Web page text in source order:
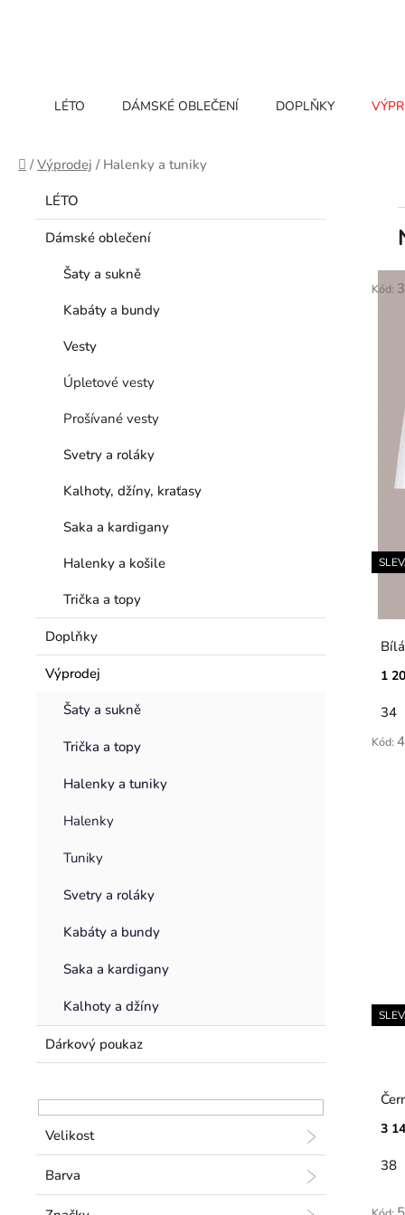
LÉTO DÁMSKÉ OBLEČENÍ DOPLŇKY
Domů
/ Výprodej / Halenky a tuniky
P
o
Přeskočit
kategorie
LÉTO
Dámské oblečení
Šaty a sukně
Kabáty a bundy
Vesty
Úpletové vesty
Prošívané vesty
Svetry a roláky
Kalhoty, džíny, kraťasy
Saka a kardigany
Halenky a košile
Trička a topy
Doplňky
Výprodej
Šaty a sukně
Trička a topy
Halenky a tuniky
Halenky
Tuniky
Svetry a roláky
Kabáty a bundy
Saka a kardigany
Kalhoty a džíny
Dárkový poukaz
Barva
Velikost
V
1
34
Kód:
3
38
Kód: